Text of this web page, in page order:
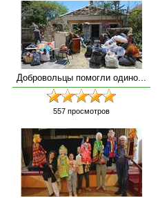
Добровольцы помогли одино...
557 просмотров